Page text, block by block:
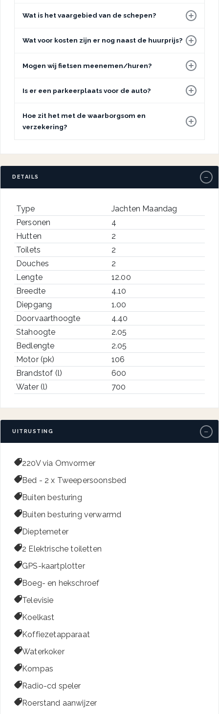
DETAILS −
Type
Jachten Maandag
Personen
4
Hutten
2
Toilets
2
Douches
2
Lengte
12.00
Breedte
4.10
Diepgang
1.00
Doorvaarthoogte
4.40
Stahoogte
2.05
Bedlengte
2.05
Motor (pk)
106
Brandstof (l)
600
Water (l)
700
UITRUSTING −
220V via Omvormer
Bed - 2 x Tweepersoonsbed
Buiten besturing
Buiten besturing verwarmd
Dieptemeter
2 Elektrische toiletten
GPS-kaartplotter
Boeg- en hekschroef
Televisie
Koelkast
Koffiezetapparaat
Waterkoker
Kompas
Radio-cd speler
Roerstand aanwijzer
Wat is het vaargebied van de schepen?
Wat voor kosten zijn er nog naast de huurprijs?
Mogen wij fietsen meenemen/huren?
Is er een parkeerplaats voor de auto?
Hoe zit het met de waarborgsom en
verzekering?